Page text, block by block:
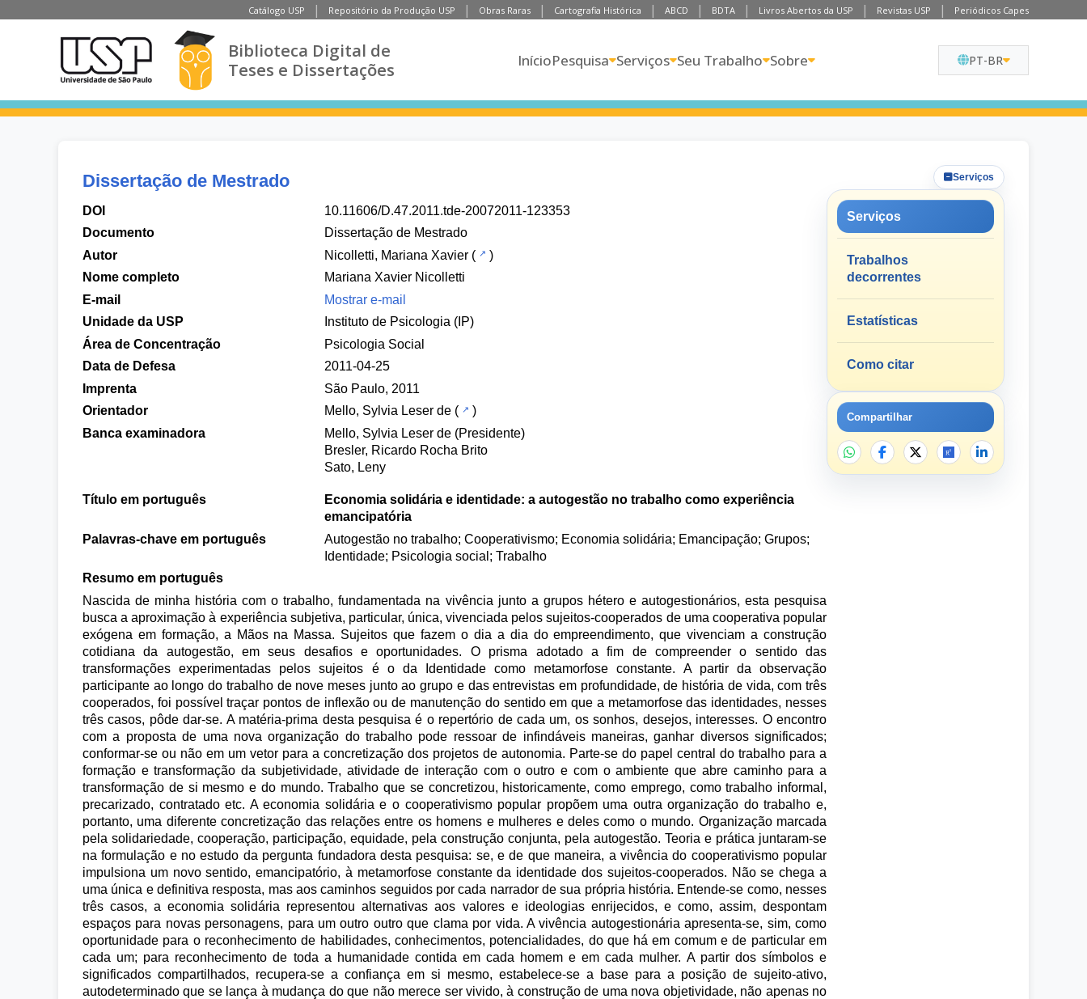
Catálogo USP Repositório da Produção USP Obras Raras Cartografia Histórica ABCD BDTA Livros Abertos da USP Revistas USP Periódicos Capes
Biblioteca Digital de
Teses e Dissertações
InícioPesquisa Serviços Seu Trabalho Sobre PT-BR
Dissertação de Mestrado
DOI
10.11606/D.47.2011.tde-20072011-123353
Documento
Dissertação de Mestrado
Autor
Nicolletti, Mariana Xavier (
)
Nome completo
Mariana Xavier Nicolletti
E-mail
Mostrar e-mail
Unidade da USP
Instituto de Psicologia (IP)
Área de Concentração
Psicologia Social
Data de Defesa
2011-04-25
Imprenta
São Paulo, 2011
Orientador
Mello, Sylvia Leser de (
)
Banca examinadora
Mello, Sylvia Leser de (Presidente)
Bresler, Ricardo Rocha Brito
Sato, Leny
Título em português
Economia solidária e identidade: a autogestão no trabalho como experiência
emancipatória
Palavras-chave em português
Autogestão no trabalho; Cooperativismo; Economia solidária; Emancipação; Grupos;
Identidade; Psicologia social; Trabalho
Resumo em português
Nascida de minha história com o trabalho, fundamentada na vivência junto a grupos hétero e autogestionários, esta pesquisa
busca a aproximação à experiência subjetiva, particular, única, vivenciada pelos sujeitos-cooperados de uma cooperativa popular
exógena em formação, a Mãos na Massa. Sujeitos que fazem o dia a dia do empreendimento, que vivenciam a construção
cotidiana da autogestão, em seus desafios e oportunidades. O prisma adotado a fim de compreender o sentido das
transformações experimentadas pelos sujeitos é o da Identidade como metamorfose constante. A partir da observação
participante ao longo do trabalho de nove meses junto ao grupo e das entrevistas em profundidade, de história de vida, com três
cooperados, foi possível traçar pontos de inflexão ou de manutenção do sentido em que a metamorfose das identidades, nesses
três casos, pôde dar-se. A matéria-prima desta pesquisa é o repertório de cada um, os sonhos, desejos, interesses. O encontro
com a proposta de uma nova organização do trabalho pode ressoar de infindáveis maneiras, ganhar diversos significados;
conformar-se ou não em um vetor para a concretização dos projetos de autonomia. Parte-se do papel central do trabalho para a
formação e transformação da subjetividade, atividade de interação com o outro e com o ambiente que abre caminho para a
transformação de si mesmo e do mundo. Trabalho que se concretizou, historicamente, como emprego, como trabalho informal,
precarizado, contratado etc. A economia solidária e o cooperativismo popular propõem uma outra organização do trabalho e,
portanto, uma diferente concretização das relações entre os homens e mulheres e deles como o mundo. Organização marcada
pela solidariedade, cooperação, participação, equidade, pela construção conjunta, pela autogestão. Teoria e prática juntaram-se
na formulação e no estudo da pergunta fundadora desta pesquisa: se, e de que maneira, a vivência do cooperativismo popular
impulsiona um novo sentido, emancipatório, à metamorfose constante da identidade dos sujeitos-cooperados. Não se chega a
uma única e definitiva resposta, mas aos caminhos seguidos por cada narrador de sua própria história. Entende-se como, nesses
três casos, a economia solidária representou alternativas aos valores e ideologias enrijecidos, e como, assim, despontam
espaços para novas personagens, para um outro outro que clama por vida. A vivência autogestionária apresenta-se, sim, como
oportunidade para o reconhecimento de habilidades, conhecimentos, potencialidades, do que há em comum e de particular em
cada um; para reconhecimento de toda a humanidade contida em cada homem e em cada mulher. A partir dos símbolos e
significados compartilhados, recupera-se a confiança em si mesmo, estabelece-se a base para a posição de sujeito-ativo,
autodeterminado que se lança à mudança do que não merece ser vivido, à construção de uma nova objetividade, não apenas no
Serviços
Serviços
Trabalhos
decorrentes
Estatísticas
Como citar
Compartilhar